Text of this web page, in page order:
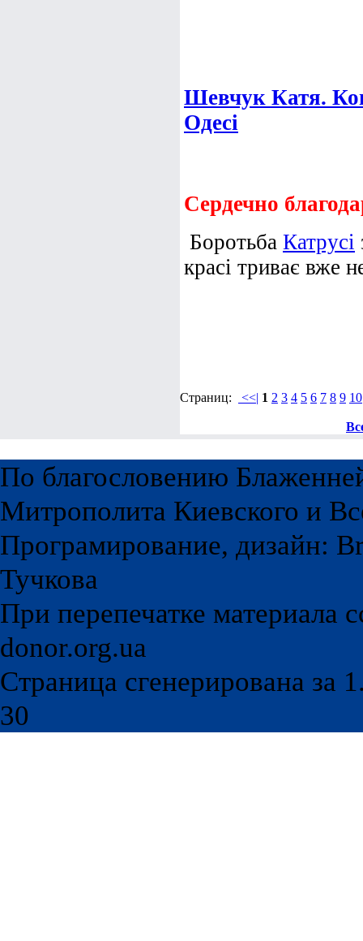
Шевчук Катя.
Одесі
Сердечно
Боротьба Катрусі
красі триває вже
Страниц: <<| 1 2 3 4 5 6 7 8 9 10
По благословению
Митрополита Киевского и
Програмирование, дизайн:
Тучкова
При перепечатке материала
donor.org.ua
Страница сгенерирована за
30